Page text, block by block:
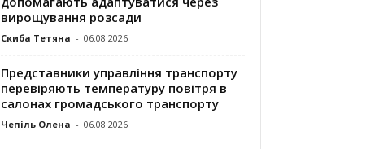
вирощування розсади
Скиба Тетяна - 06.08.2026
Представники управління транспорту
перевіряють температуру повітря в
салонах громадського транспорту
Чепіль Олена - 06.08.2026